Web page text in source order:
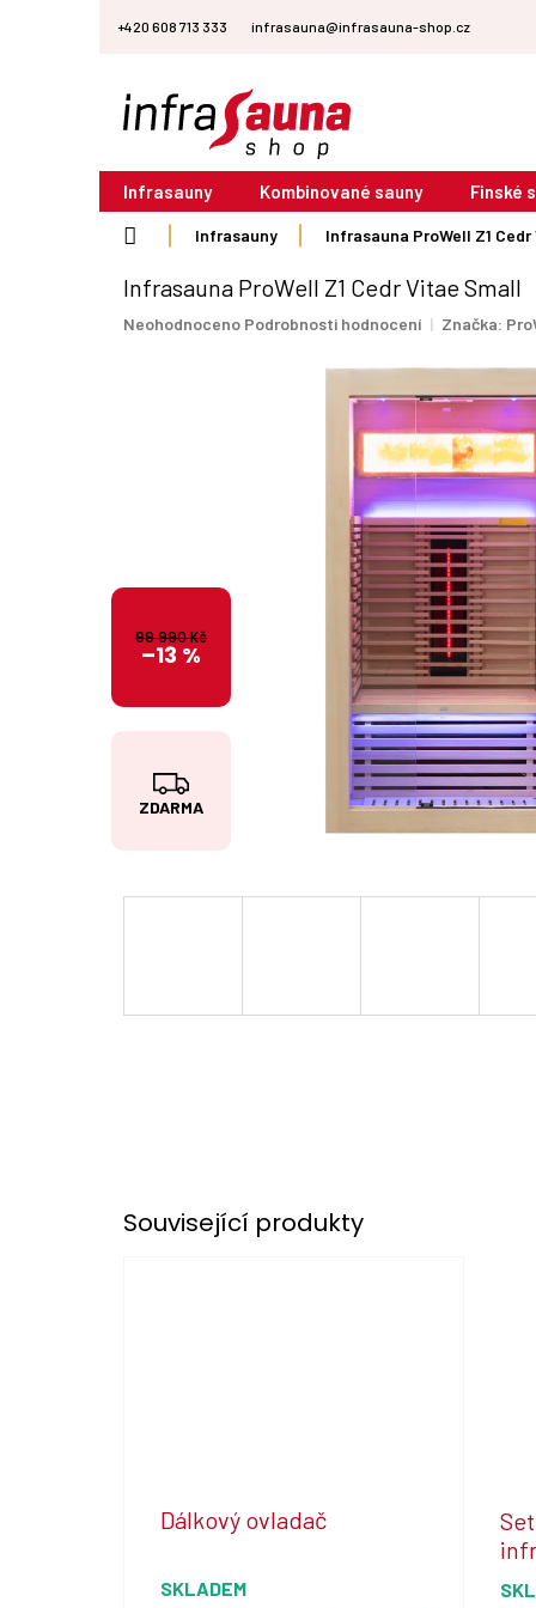
+420 608 713 333 infrasauna@infrasauna-shop.cz
Infrasauny Kombinované sauny Finské
Infrasauny Infrasauna ProWell Z1
Infrasauna ProWell Z1 Cedr Vitae Small
Průměrné
Neohodnoceno Podrobnosti hodnocení Značka:
Z
D
R
ZDARMA
99 990 Kč
–13 %
Související produkty
Dálkový ovladač
SKLADEM